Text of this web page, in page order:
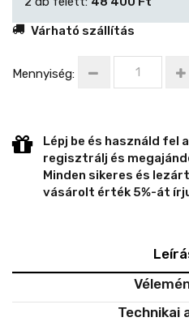
Várható szállítás
Mennyiség:
Lépj be és használd fel
regisztrálj és
Minden sikeres és
vásárolt érték 5%-át
Technikai